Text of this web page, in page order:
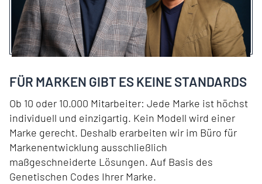
FÜR MARKEN GIBT ES KEINE STANDARDS
Ob 10 oder 10.000 Mitarbeiter: Jede Marke ist höchst
individuell und einzigartig. Kein Modell wird einer
Marke gerecht. Deshalb erarbeiten wir im Büro für
Markenentwicklung ausschließlich
maßgeschneiderte Lösungen. Auf Basis des
Genetischen Codes Ihrer Marke.